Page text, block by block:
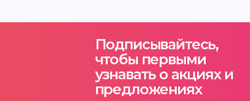
Подписывайтесь,
чтобы первыми
узнавать о акциях и
предложениях